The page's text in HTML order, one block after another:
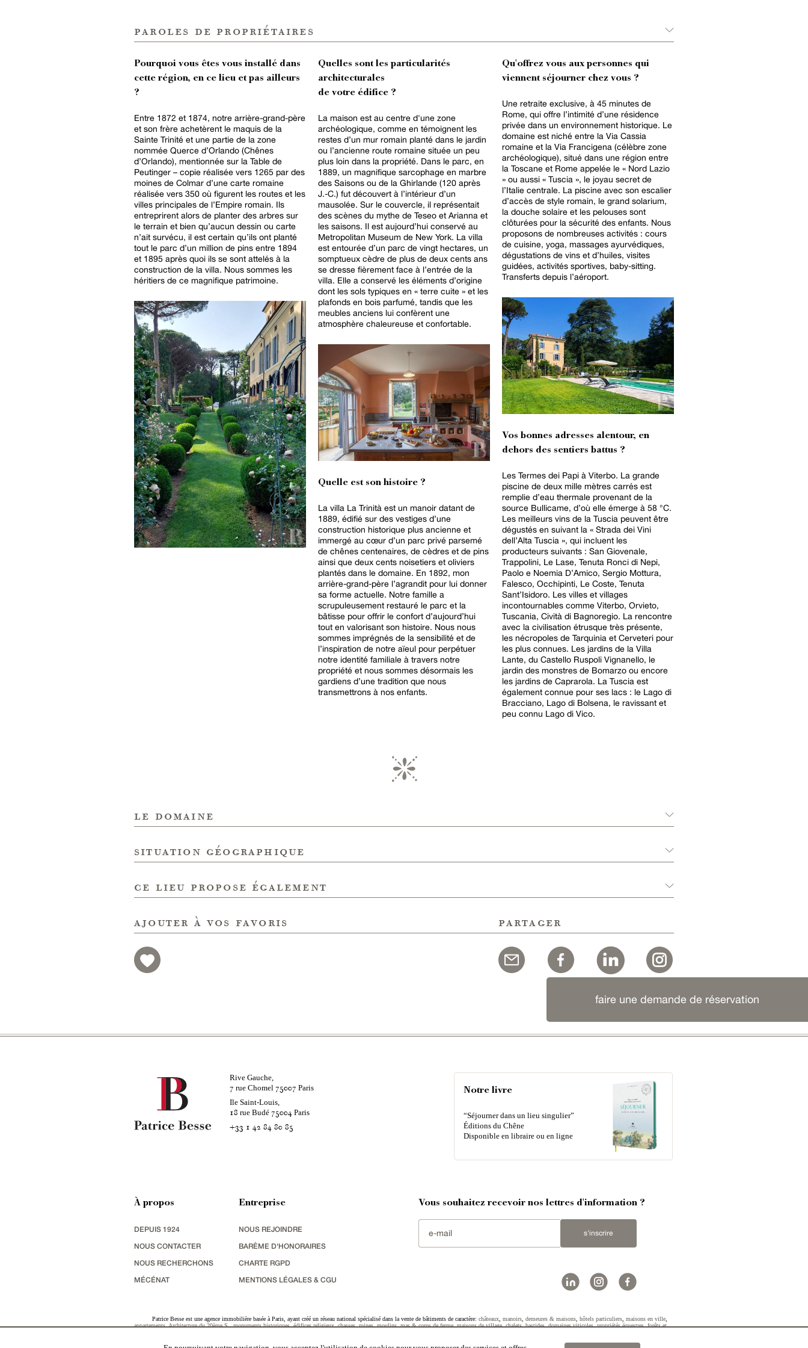
paroles de propriétaires
Pourquoi vous êtes vous installé dans
cette région, en ce lieu et pas ailleurs
?
Entre 1872 et 1874, notre arrière-grand-père
et son frère achetèrent le maquis de la
Sainte Trinité et une partie de la zone
nommée Querce d’Orlando (Chênes
d’Orlando), mentionnée sur la Table de
Peutinger – copie réalisée vers 1265 par des
moines de Colmar d’une carte romaine
réalisée vers 350 où figurent les routes et les
villes principales de l’Empire romain. Ils
entreprirent alors de planter des arbres sur
le terrain et bien qu’aucun dessin ou carte
n’ait survécu, il est certain qu’ils ont planté
tout le parc d’un million de pins entre 1894
et 1895 après quoi ils se sont attelés à la
construction de la villa. Nous sommes les
héritiers de ce magnifique patrimoine.
Quelles sont les particularités
architecturales
de votre édifice ?
La maison est au centre d'une zone
archéologique, comme en témoignent les
restes d’un mur romain planté dans le jardin
ou l’ancienne route romaine située un peu
plus loin dans la propriété. Dans le parc, en
1889, un magnifique sarcophage en marbre
des Saisons ou de la Ghirlande (120 après
J.-C.) fut découvert à l’intérieur d’un
mausolée. Sur le couvercle, il représentait
des scènes du mythe de Teseo et Arianna et
les saisons. Il est aujourd’hui conservé au
Metropolitan Museum de New York. La villa
est entourée d’un parc de vingt hectares, un
somptueux cèdre de plus de deux cents ans
se dresse fièrement face à l’entrée de la
villa. Elle a conservé les éléments d’origine
dont les sols typiques en « terre cuite » et les
plafonds en bois parfumé, tandis que les
meubles anciens lui confèrent une
atmosphère chaleureuse et confortable.
Quelle est son histoire ?
La villa La Trinità est un manoir datant de
1889, édifié sur des vestiges d’une
construction historique plus ancienne et
immergé au cœur d’un parc privé parsemé
de chênes centenaires, de cèdres et de pins
ainsi que deux cents noisetiers et oliviers
plantés dans le domaine. En 1892, mon
arrière-grand-père l’agrandit pour lui donner
sa forme actuelle. Notre famille a
scrupuleusement restauré le parc et la
bâtisse pour offrir le confort d’aujourd’hui
tout en valorisant son histoire. Nous nous
sommes imprégnés de la sensibilité et de
l’inspiration de notre aïeul pour perpétuer
notre identité familiale à travers notre
propriété et nous sommes désormais les
gardiens d’une tradition que nous
transmettrons à nos enfants.
Qu'offrez vous aux personnes qui
viennent séjourner chez vous ?
Une retraite exclusive, à 45 minutes de
Rome, qui offre l’intimité d’une résidence
privée dans un environnement historique. Le
domaine est niché entre la Via Cassia
romaine et la Via Francigena (célèbre zone
archéologique), situé dans une région entre
la Toscane et Rome appelée le « Nord Lazio
» ou aussi « Tuscia », le joyau secret de
l’Italie centrale. La piscine avec son escalier
d’accès de style romain, le grand solarium,
la douche solaire et les pelouses sont
clôturées pour la sécurité des enfants. Nous
proposons de nombreuses activités : cours
de cuisine, yoga, massages ayurvédiques,
dégustations de vins et d’huiles, visites
guidées, activités sportives, baby-sitting.
Transferts depuis l’aéroport.
Vos bonnes adresses alentour, en
dehors des sentiers battus ?
Les Termes dei Papi à Viterbo. La grande
piscine de deux mille mètres carrés est
remplie d’eau thermale provenant de la
source Bullicame, d’où elle émerge à 58 °C.
Les meilleurs vins de la Tuscia peuvent être
dégustés en suivant la « Strada dei Vini
dell’Alta Tuscia », qui incluent les
producteurs suivants : San Giovenale,
Trappolini, Le Lase, Tenuta Ronci di Nepi,
Paolo e Noemia D’Amico, Sergio Mottura,
Falesco, Occhipinti, Le Coste, Tenuta
Sant’Isidoro. Les villes et villages
incontournables comme Viterbo, Orvieto,
Tuscania, Cività di Bagnoregio. La rencontre
avec la civilisation étrusque très présente,
les nécropoles de Tarquinia et Cerveteri pour
les plus connues. Les jardins de la Villa
Lante, du Castello Ruspoli Vignanello, le
jardin des monstres de Bomarzo ou encore
les jardins de Caprarola. La Tuscia est
également connue pour ses lacs : le Lago di
Bracciano, Lago di Bolsena, le ravissant et
peu connu Lago di Vico.
le domaine
situation géographique
ce lieu propose également
ajouter à vos favoris partager
faire une demande de réservation
Rive Gauche,
7 rue Chomel 75007 Paris
Ile Saint-Louis,
18 rue Budé 75004Paris
+33 1 42 84 80 85
Notre livre
“Séjourner dans un lieu singulier”
Éditions du Chêne
Disponible en libraire ou en ligne
À propos
DEPUIS 1924
NOUS CONTACTER
NOUS RECHERCHONS
MÉCÉNAT
Entreprise
NOUS REJOINDRE
BARÈME D'HONORAIRES
CHARTE RGPD
MENTIONS LÉGALES & CGU
Vous souhaitez recevoir nos lettres d'information ?
s'inscrire
Patrice Besse est une agence immobilière basée à Paris, ayant créé un réseau national spécialisé dans la vente de bâtiments de caractère: châteaux manoirs demeures & maisons hôtels particuliers maisons en ville
appartements,Architecture du 20ème S.,monuments historiques,édifices religieux,chasses,ruines,moulins,mas & corps de ferme,maisons de village,chalets,bastides,domaines viticoles,propriétés équestres,forêts et